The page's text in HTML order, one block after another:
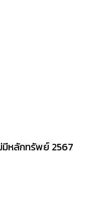
มีหลักทรัพย์ 2567